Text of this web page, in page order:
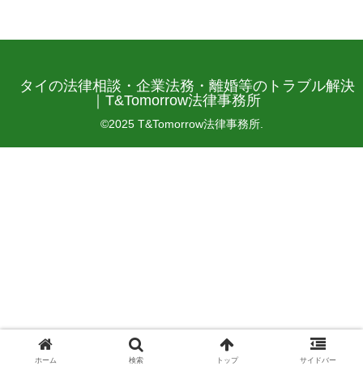
タイの法律相談・企業法務・離婚等のトラブル解決
｜T&Tomorrow法律事務所
©2025 T&Tomorrow法律事務所.
ホーム 検索 トップ サイドバー